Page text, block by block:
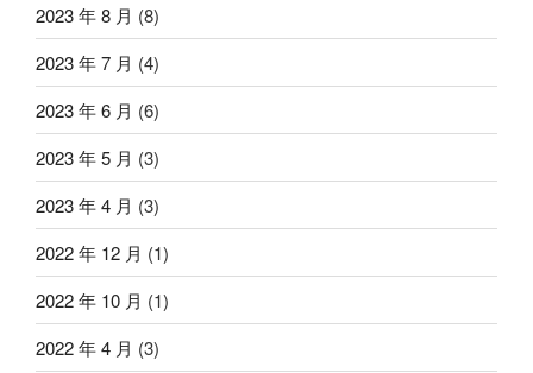
2023 年 8 月 (8)
2023 年 7 月 (4)
2023 年 6 月 (6)
2023 年 5 月 (3)
2023 年 4 月 (3)
2022 年 12 月 (1)
2022 年 10 月 (1)
2022 年 4 月 (3)